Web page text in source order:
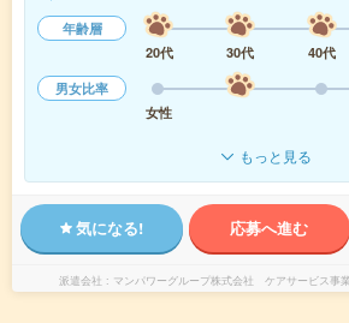
年齢層
20代
30代 40代
男女比率
女性
もっと見る
気になる! 応募へ進む
派遣会社 マンパワーグループ株式会社 ケアサービス事